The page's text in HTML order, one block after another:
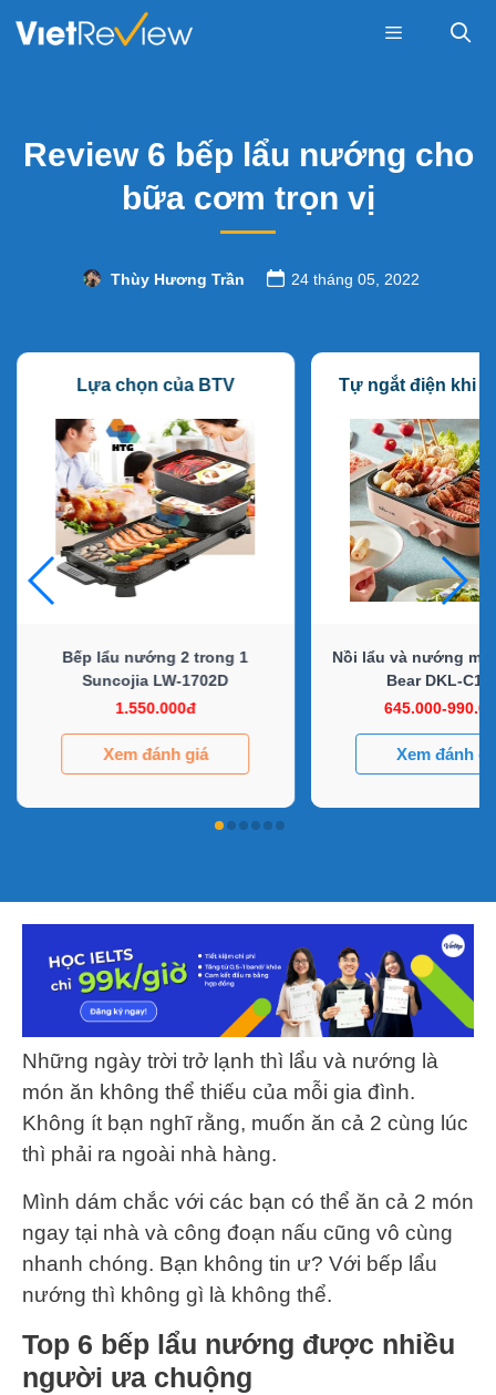
Review 6 bếp lẩu nướng cho
bữa cơm trọn vị
Thùy Hương Trần 24 tháng 05, 2022
Lựa chọn của BTV
Bếp lẩu nướng 2 trong 1
Suncojia LW-1702D
1.550.000đ
Xem đánh giá
Tự ngắt điện khi
Nồi lẩu và nướng
Bear DKL-
645.000-
Xem đánh
Những ngày trời trở lạnh thì lẩu và nướng là
món ăn không thể thiếu của mỗi gia đình.
Không ít bạn nghĩ rằng, muốn ăn cả 2 cùng lúc
thì phải ra ngoài nhà hàng.
Mình dám chắc với các bạn có thể ăn cả 2 món
ngay tại nhà và công đoạn nấu cũng vô cùng
nhanh chóng. Bạn không tin ư? Với bếp lẩu
nướng thì không gì là không thể.
Top 6 bếp lẩu nướng được nhiều
người ưa chuộng